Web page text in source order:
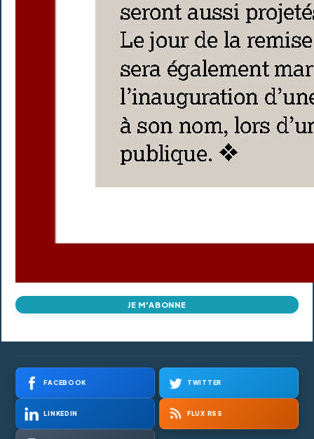
JE M'ABONNE
FACEBOOK TWITTER
LINKEDIN FLUX RSS